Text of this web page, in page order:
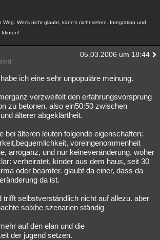
Weg. Wer's nicht glaubt, kann's nicht sehen. Integration und
Idioten!
05.03.2006 um 18:44
ich eine sehr unpopuläre meinung.
verzweifelt den erfahrungsvorsprung
zu betonen. also ein50:50 zwischen
älterer abgeklärtheit.
bei älteren leuten folgende eigenschaften:
voreingenommenheit
arroganz, und nur keineveränderung. woher
verheiratet, kinder aus dem haus, seit 30
oder beamter. glaubt da einer, dass da
da ist.
trifft selbstverständlich nicht auf allezu. aber
solxhe szenarien ständig
auf den elan und die
der jugend setzen.